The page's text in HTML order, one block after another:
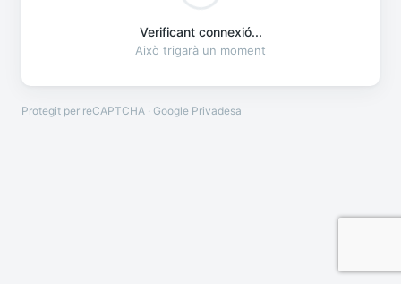
Verificant connexió...
Això trigarà un moment
Protegit per reCAPTCHA · Google Privadesa